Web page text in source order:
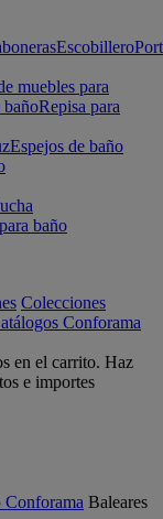
Escobillero
muebles para
bañoRepisa para
Espejos de baño
baño
Colecciones
Conforama
en el carrito. Haz
e importes
Conforama Baleares